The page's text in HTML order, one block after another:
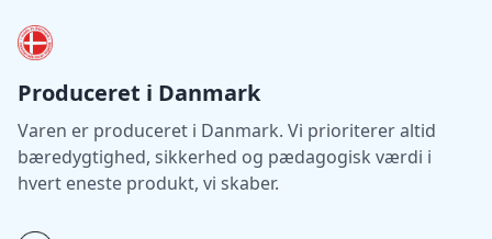
Produceret i Danmark
Varen er produceret i Danmark. Vi prioriterer altid
bæredygtighed, sikkerhed og pædagogisk værdi i
hvert eneste produkt, vi skaber.